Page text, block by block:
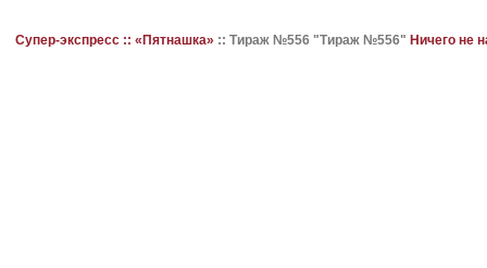
Супер-экспресс :: «Пятнашка» :: Тираж №556 "Тираж №556" Ничего не